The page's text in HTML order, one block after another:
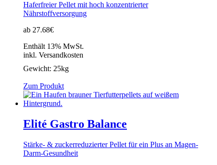
Haferfreier Pellet mit hoch konzentrierter
Nährstoffversorgung
ab 27.68€
Enthält 13% MwSt.
inkl. Versandkosten
Gewicht: 25kg
Zum Produkt
Elité Gastro Balance
Stärke- & zuckerreduzierter Pellet für ein Plus an Magen-
Darm-Gesundheit